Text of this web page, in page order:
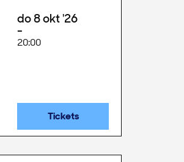
do 8 okt '26
20:00
Tickets